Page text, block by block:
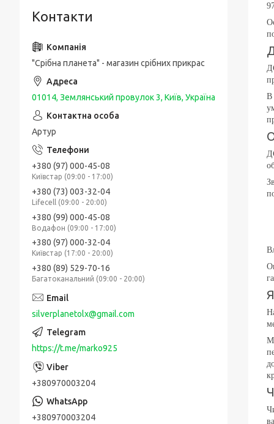
В
Контакти
"Срібна планета" - магазин срібних прикрас
01014, Землянський провулок 3, Київ, Україна
Артур
+380 (97) 000-45-08
Київстар (09:00 - 17:00)
+380 (73) 003-32-04
Lifecell (09:00 - 20:00)
+380 (99) 000-45-08
Водафон (09:00 - 17:00)
+380 (97) 000-32-04
Київстар (17:00 - 20:00)
+380 (89) 529-70-16
Багатоканальний (09:00 - 20:00)
silverplanetolx@gmail.com
https://t.me/marko925
+380970003204
+380970003204